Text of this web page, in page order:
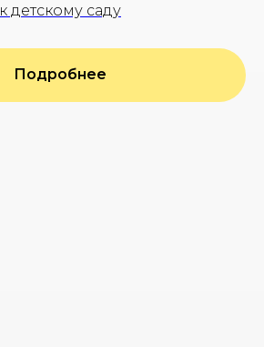
к детскому саду
Подробнее